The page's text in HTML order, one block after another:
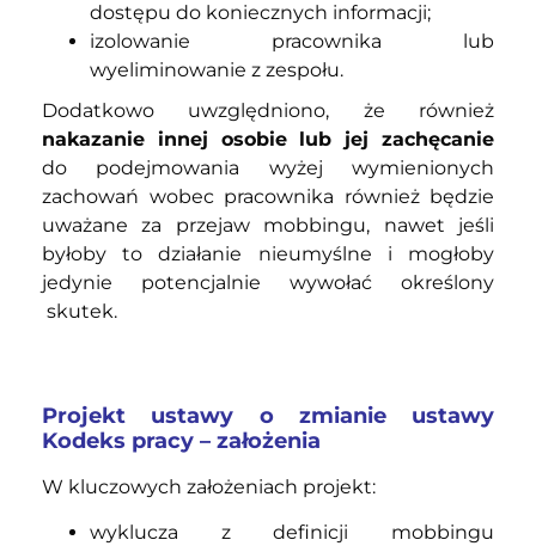
dostępu do koniecznych informacji;
izolowanie pracownika lub
wyeliminowanie z zespołu.
Dodatkowo uwzględniono, że również
nakazanie innej osobie lub jej zachęcanie
do podejmowania wyżej wymienionych
zachowań wobec pracownika również będzie
uważane za przejaw mobbingu, nawet jeśli
byłoby to działanie nieumyślne i mogłoby
jedynie potencjalnie wywołać określony
skutek.
Projekt ustawy o zmianie ustawy
Kodeks pracy – założenia
W kluczowych założeniach projekt:
wyklucza z definicji mobbingu